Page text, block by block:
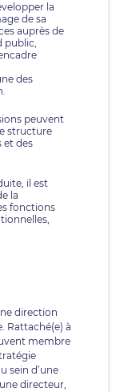
la
de sa
auprès de
public,
des
peuvent
structure
et des
il est
la
fonctions
direction
Rattaché(e) à
membre
sein d’une
directeur,